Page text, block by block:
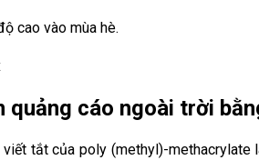
cao vào mùa hè.
quảng cáo ngoài trời
tắt của poly (methyl)-